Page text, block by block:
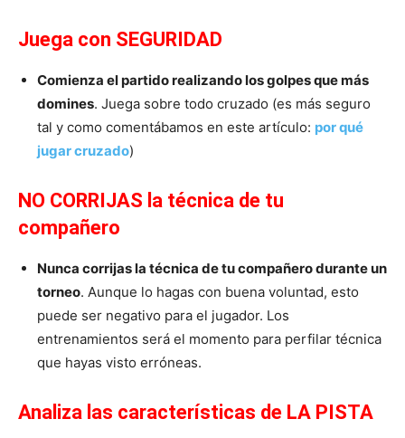
Juega con SEGURIDAD
Comienza el partido realizando los golpes que más
domines. Juega sobre todo cruzado (es más seguro
tal y como comentábamos en este artículo: por qué
jugar cruzado)
NO CORRIJAS la técnica de tu
compañero
Nunca corrijas la técnica de tu compañero durante un
torneo. Aunque lo hagas con buena voluntad, esto
puede ser negativo para el jugador. Los
entrenamientos será el momento para perfilar técnica
que hayas visto erróneas.
Analiza las características de LA PISTA